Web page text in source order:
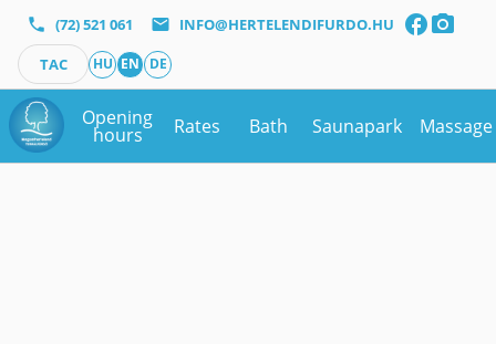
phone (72) 521 061 mail INFO@HERTELENDIFURDO.HU facebookphoto_camera
TAC HU EN DE
Opening
hours Rates Bath Saunapark Massage